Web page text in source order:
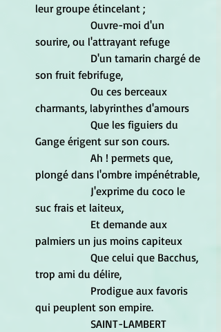
leur groupe étincelant ;
sourire, ou l'attrayant refuge
son fruit febrifuge,
charmants, labyrinthes d'amours
Gange érigent sur son cours.
plongé dans l'ombre impénétrable,
suc frais et laiteux,
palmiers un jus moins capiteux
trop ami du délire,
qui peuplent son empire.
		SAINT-LAMBERT